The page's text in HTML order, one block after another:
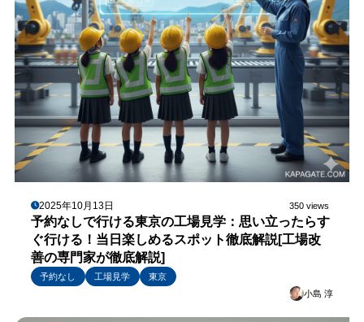
2025年10月13日 350 views
予約なしで行ける東京の工場見学：思い立ったらす
ぐ行ける！当日楽しめるスポット徹底解説[工場改
善の専門家が徹底解説]
予約なし 工場見学
東京
小島 淳